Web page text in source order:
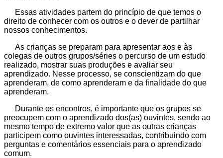
Essas atividades partem do princípio de que temos o
direito de conhecer com os outros e o dever de partilhar
nossos conhecimentos.
As crianças se preparam para apresentar aos e às
colegas de outros grupos/séries o percurso de um estudo
realizado, mostrar suas produções e avaliar seu
aprendizado. Nesse processo, se conscientizam do que
aprenderam, de como aprenderam e da finalidade do que
aprenderam.
Durante os encontros, é importante que os grupos se
preocupem com o aprendizado dos(as) ouvintes, sendo ao
mesmo tempo de extremo valor que as outras crianças
participem como ouvintes interessadas, contribuindo com
perguntas e comentários essenciais para o aprendizado
comum.